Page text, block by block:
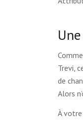
Trevi,
de
Alors
À